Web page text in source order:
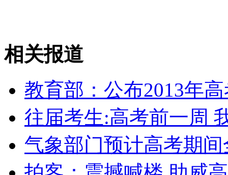
安徽一实载49人客车翻车
相关报道
教育部：公布2013年
往届考生:高考前一周
气象部门预计高考期